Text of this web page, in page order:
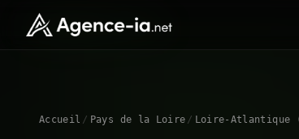
Accueil / Pays de la Loire / Loire-Atlantique